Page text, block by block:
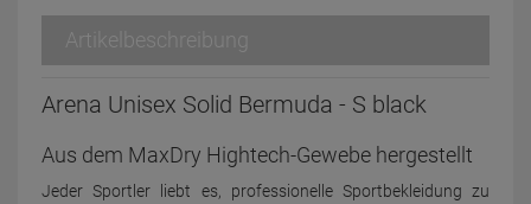
Artikelbeschreibung
Arena Unisex Solid Bermuda - S black
Aus dem MaxDry Hightech-Gewebe hergestellt
Jeder Sportler liebt es, professionelle Sportbekleidung zu